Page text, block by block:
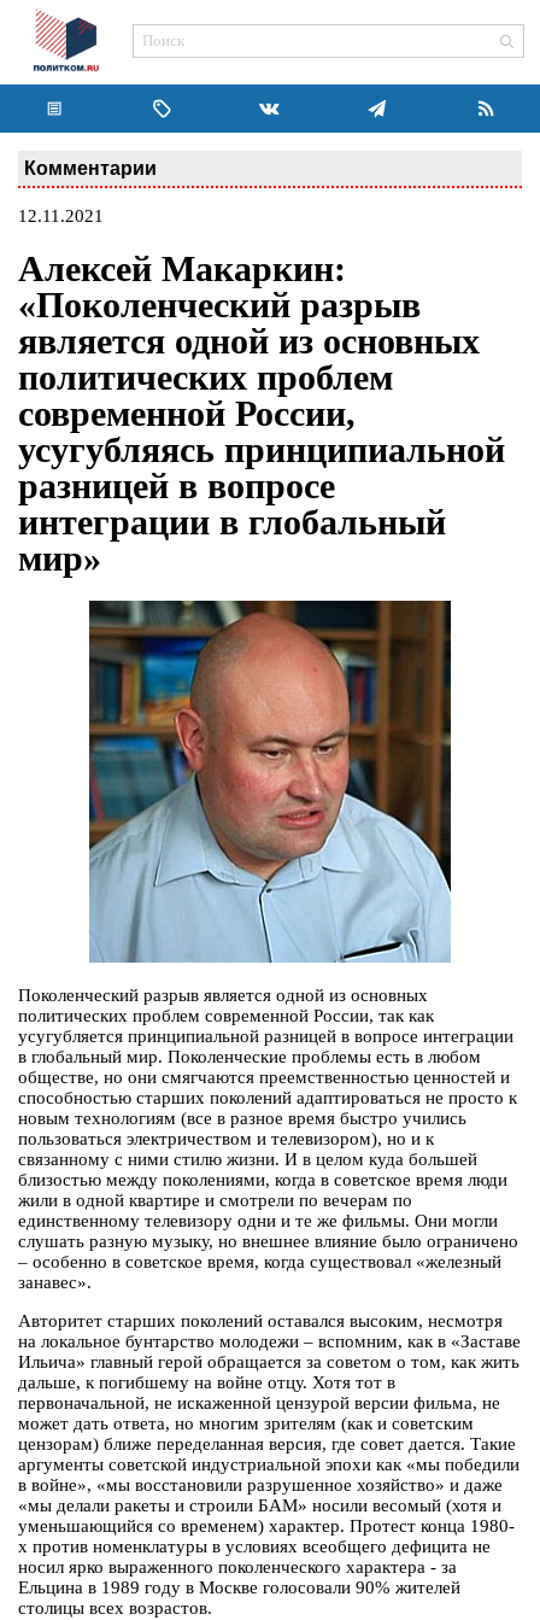
Комментарии
12.11.2021
Алексей Макаркин:
«Поколенческий разрыв
является одной из основных
политических проблем
современной России,
усугубляясь принципиальной
разницей в вопросе
интеграции в глобальный
мир»
Поколенческий разрыв является одной из основных
политических проблем современной России, так как
усугубляется принципиальной разницей в вопросе интеграции
в глобальный мир. Поколенческие проблемы есть в любом
обществе, но они смягчаются преемственностью ценностей и
способностью старших поколений адаптироваться не просто к
новым технологиям (все в разное время быстро учились
пользоваться электричеством и телевизором), но и к
связанному с ними стилю жизни. И в целом куда большей
близостью между поколениями, когда в советское время люди
жили в одной квартире и смотрели по вечерам по
единственному телевизору одни и те же фильмы. Они могли
слушать разную музыку, но внешнее влияние было ограничено
– особенно в советское время, когда существовал «железный
занавес».
Авторитет старших поколений оставался высоким, несмотря
на локальное бунтарство молодежи – вспомним, как в «Заставе
Ильича» главный герой обращается за советом о том, как жить
дальше, к погибшему на войне отцу. Хотя тот в
первоначальной, не искаженной цензурой версии фильма, не
может дать ответа, но многим зрителям (как и советским
цензорам) ближе переделанная версия, где совет дается. Такие
аргументы советской индустриальной эпохи как «мы победили
в войне», «мы восстановили разрушенное хозяйство» и даже
«мы делали ракеты и строили БАМ» носили весомый (хотя и
уменьшающийся со временем) характер. Протест конца 1980-
х против номенклатуры в условиях всеобщего дефицита не
носил ярко выраженного поколенческого характера - за
Ельцина в 1989 году в Москве голосовали 90% жителей
столицы всех возрастов.